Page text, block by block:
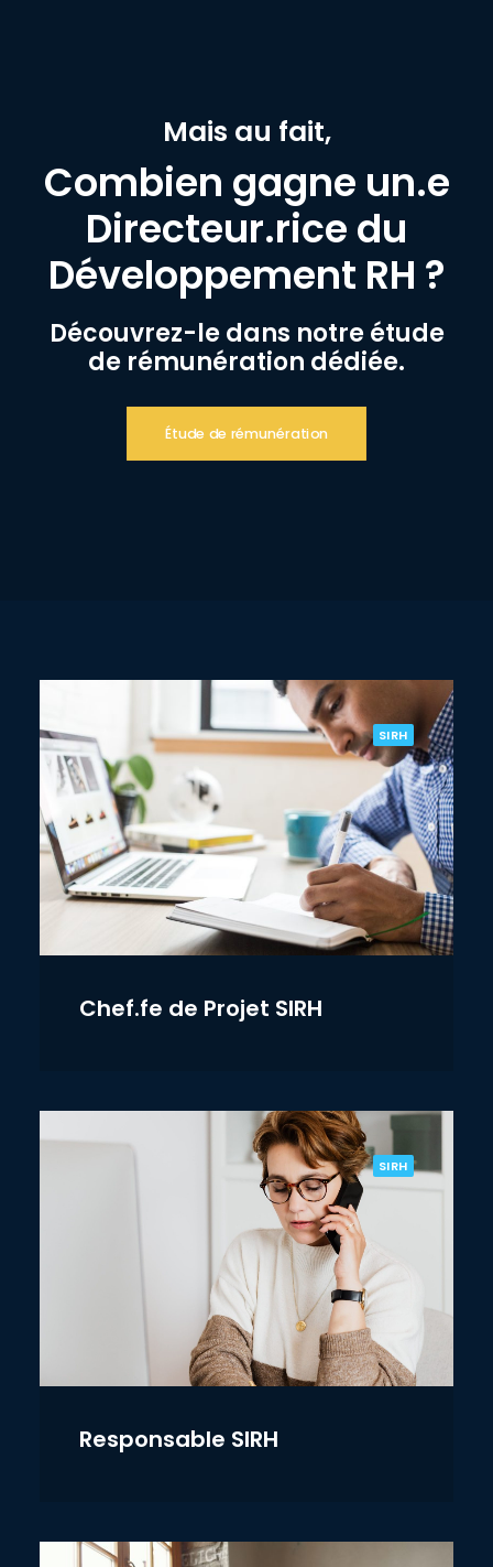
Mais au fait,
Combien gagne un.e
Directeur.rice du
Développement RH ?
Découvrez-le dans notre étude
de rémunération dédiée.
Étude de rémunération
SIRH
Chef.fe de Projet SIRH
SIRH
Responsable SIRH